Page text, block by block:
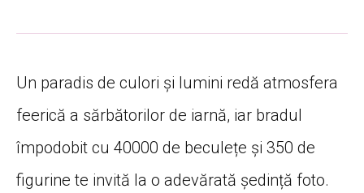
Un paradis de culori și lumini redă atmosfera
feerică a sărbătorilor de iarnă, iar bradul
împodobit cu 40000 de beculețe și 350 de
figurine te invită la o adevărată ședință foto.